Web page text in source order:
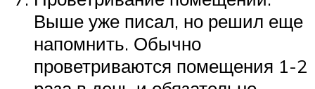
Выше уже писал, но решил еще
напомнить. Обычно
проветриваются помещения 1-2